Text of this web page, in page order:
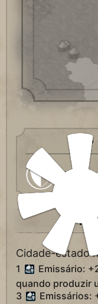
Militar
Cidade-estado
1 Emissário:
quando produzir
3
Emissários: